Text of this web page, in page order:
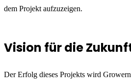
dem Projekt aufzuzeigen.
Vision für die
Der Erfolg dieses Projekts wird